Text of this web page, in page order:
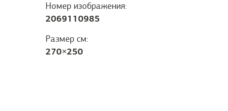
Номер изображения:
2069110985
Размер см:
270×250